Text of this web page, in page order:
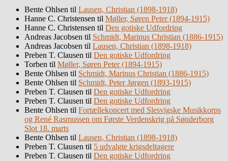
Bente Ohlsen til Lausen, Christian (1898-1918)
Hanne C. Christensen til Møller, Søren Peter (1894-1915)
Hanne C. Christensen til Den gotiske Udfordring
Andreas Jacobsen til Schmidt, Marinus Christian (1886-1915)
Andreas Jacobsen til Lausen, Christian (1898-1918)
Preben T. Clausen til Den gotiske Udfordring
Torben til Møller, Søren Peter (1894-1915)
Bente Ohlsen til Schmidt, Marinus Christian (1886-1915)
Bente Ohlsen til Schmidt, Peter Jørgen (1893-1915)
Preben T. Clausen til Den gotiske Udfordring
Preben T. Clausen til Den gotiske Udfordring
Bente Ohlsen til Fortællekoncert med Slesvigske Musikkorps
og René Rasmussen om Første Verdenskrig på Sønderborg
Slot 18. marts
Bente Ohlsen til Lausen, Christian (1898-1918)
Preben T. Clausen til 5 udvalgte krigsdeltagere
Preben T. Clausen til Den gotiske Udfordring